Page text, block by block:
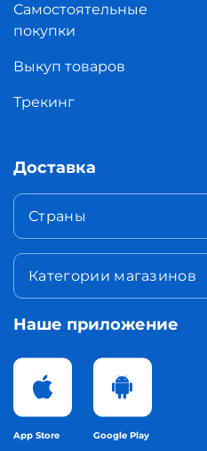
Самостоятельные
покупки
Выкуп товаров
Трекинг
Доставка
Страны
Категории магазинов
Наше приложение
App Store Google Play